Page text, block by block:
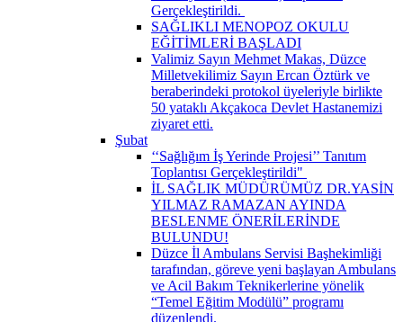
Gerçekleştirildi. ​
SAĞLIKLI MENOPOZ OKULU
EĞİTİMLERİ BAŞLADI
Valimiz Sayın Mehmet Makas, Düzce
Milletvekilimiz Sayın Ercan Öztürk ve
beraberindeki protokol üyeleriyle birlikte
50 yataklı Akçakoca Devlet Hastanemizi
ziyaret etti.
Şubat
‘‘Sağlığım İş Yerinde Projesi’’ Tanıtım
Toplantısı Gerçekleştirildi" ​
İL SAĞLIK MÜDÜRÜMÜZ DR.YASİN
YILMAZ RAMAZAN AYINDA
BESLENME ÖNERİLERİNDE
BULUNDU!
Düzce İl Ambulans Servisi Başhekimliği
tarafından, göreve yeni başlayan Ambulans
ve Acil Bakım Teknikerlerine yönelik
“Temel Eğitim Modülü” programı
düzenlendi.